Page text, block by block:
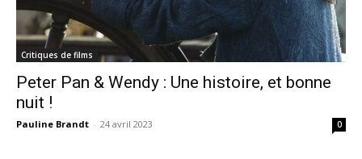
Critiques de films
Peter Pan & Wendy : Une histoire, et bonne
nuit !
Pauline Brandt - 24 avril 2023 0